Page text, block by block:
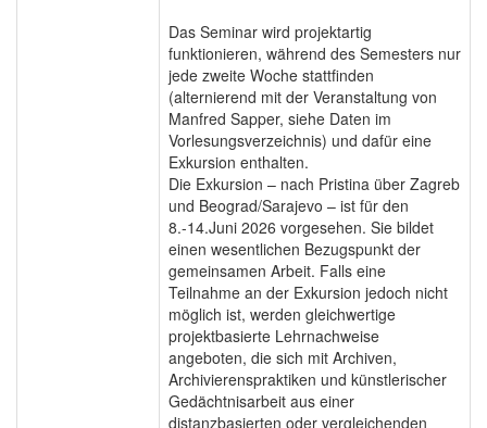
Das Seminar wird projektartig
funktionieren, während des Semesters nur
jede zweite Woche stattfinden
(alternierend mit der Veranstaltung von
Manfred Sapper, siehe Daten im
Vorlesungsverzeichnis) und dafür eine
Exkursion enthalten.
Die Exkursion – nach Pristina über Zagreb
und Beograd/Sarajevo – ist für den
8.-14.Juni 2026 vorgesehen. Sie bildet
einen wesentlichen Bezugspunkt der
gemeinsamen Arbeit. Falls eine
Teilnahme an der Exkursion jedoch nicht
möglich ist, werden gleichwertige
projektbasierte Lehrnachweise
angeboten, die sich mit Archiven,
Archivierenspraktiken und künstlerischer
Gedächtnisarbeit aus einer
distanzbasierten oder vergleichenden